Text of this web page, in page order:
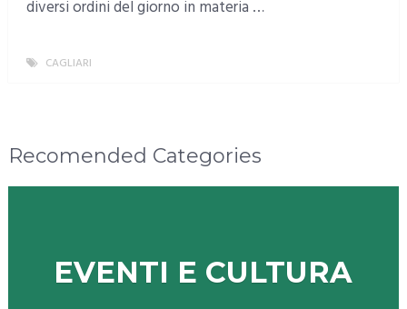
diversi ordini del giorno in materia …
CAGLIARI
Recomended Categories
EVENTI E CULTURA